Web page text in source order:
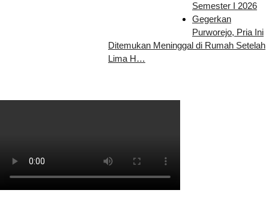
Semester I 2026
Gegerkan
Purworejo, Pria Ini
Ditemukan Meninggal di Rumah Setelah
Lima H…